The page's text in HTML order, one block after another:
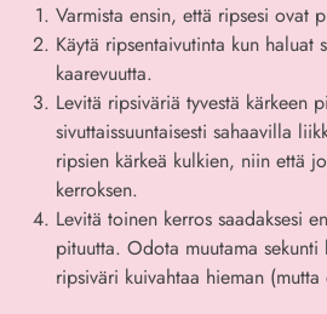
Varmista ensin, että ripsesi ovat
Käytä ripsentaivutinta kun haluat
kaarevuutta.
Levitä ripsiväriä tyvestä kärkeen
sivuttaissuuntaisesti sahaavilla
ripsien kärkeä kulkien, niin että
kerroksen.
Levitä toinen kerros saadaksesi
pituutta. Odota muutama sekunti
ripsiväri kuivahtaa hieman